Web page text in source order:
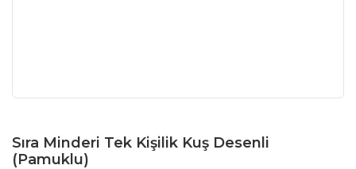
Sıra Minderi Tek Kişilik Kuş Desenli
(Pamuklu)